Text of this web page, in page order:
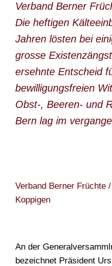
E-PAPER
PDF-ARCHIV
MARKTPLATZ
Verband Berner
Die heftigen
Jahren lösten bei
grosse
ersehnte Entscheid
bewilligungsfreien
Obst-, Beeren- und
Bern lag im
Verband Berner Früchte
Koppigen
An der
bezeichnet Präsident